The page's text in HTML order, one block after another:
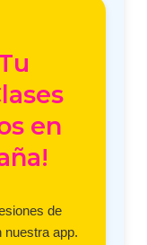
en
de
app.